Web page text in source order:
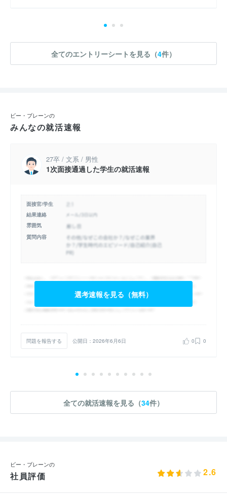
全てのエントリーシートを見る（4件）
ビー・ブレーンの
みんなの就活速報
27卒 / 文系 / 男性
1次面接通過した学生の就活速報
面接官/学生
結果連絡
雰囲気
質問内容
選考速報を見る（無料）
問題を報告する 公開日：2026年6月6日 0 0
全ての就活速報を見る（34件）
ビー・ブレーンの
社員評価 2.6